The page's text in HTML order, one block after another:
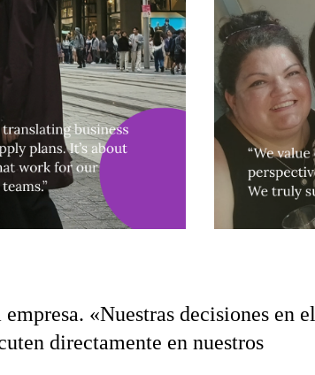
«Nuestras decisiones en el
directamente en nuestros